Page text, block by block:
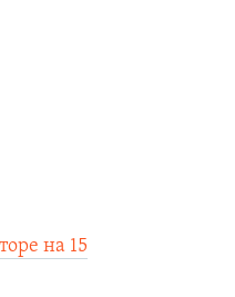
на 15